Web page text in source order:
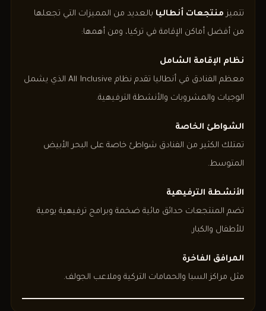
تتميز منتجعات أنطاليا بالعديد من المميزات التي تجعلها
من أفضل أماكن الإقامة في تركيا، ومن أهمها:
نظام الإقامة الشامل
معظم الفنادق في أنطاليا تقدم نظام All Inclusive الذي يشمل
الوجبات والمشروبات والأنشطة الترفيهية.
الشواطئ الخاصة
تمتلك الكثير من الفنادق شواطئ خاصة على البحر الأبيض
المتوسط.
الأنشطة الترفيهية
تضم المنتجعات حدائق مائية ضخمة وبرامج ترفيهية يومية
للأطفال والكبار.
المرافق الفاخرة
مثل مراكز السبا والحمامات التركية وملاعب الجولف.